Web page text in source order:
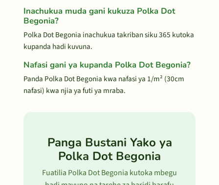
Inachukua muda gani kukuza Polka Dot
Begonia?
Polka Dot Begonia inachukua takriban siku 365 kutoka
kupanda hadi kuvuna.
Nafasi gani ya kupanda Polka Dot Begonia?
Panda Polka Dot Begonia kwa nafasi ya 1/m² (30cm
nafasi) kwa njia ya futi ya mraba.
Panga Bustani Yako ya
Polka Dot Begonia
Fuatilia Polka Dot Begonia kutoka mbegu